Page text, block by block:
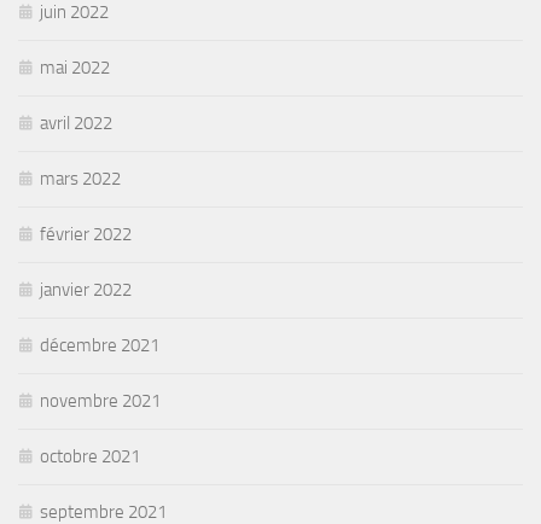
juin 2022
mai 2022
avril 2022
mars 2022
février 2022
janvier 2022
décembre 2021
novembre 2021
octobre 2021
septembre 2021